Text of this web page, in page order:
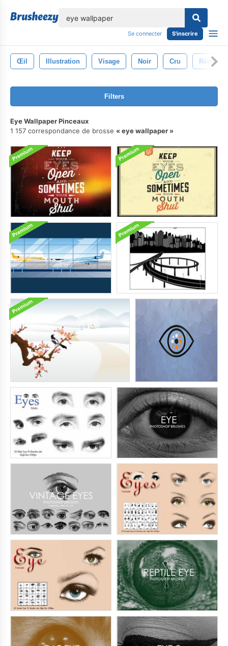
Se connecter S'inscrire
Œil Illustration Visage Noir Cru Rétro
Filters
Eye Wallpaper Pinceaux
1 157 correspondance de brosse
eye wallpaper